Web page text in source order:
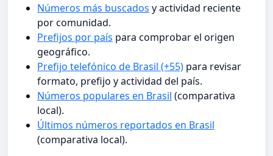
Números más buscados y actividad reciente
por comunidad.
Prefijos por país para comprobar el origen
geográfico.
Prefijo telefónico de Brasil (+55) para revisar
formato, prefijo y actividad del país.
Números populares en Brasil (comparativa
local).
Últimos números reportados en Brasil
(comparativa local).